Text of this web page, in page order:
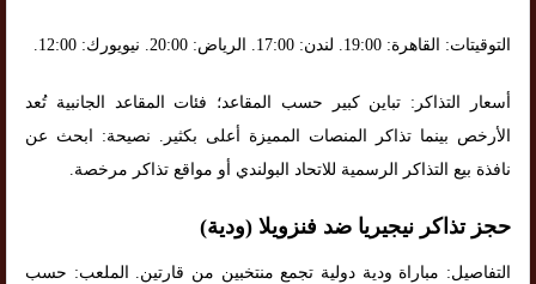
التوقيتات: القاهرة: 19:00. لندن: 17:00. الرياض: 20:00. نيويورك: 12:00.
أسعار التذاكر: تباين كبير حسب المقاعد؛ فئات المقاعد الجانبية تُعد
الأرخص بينما تذاكر المنصات المميزة أعلى بكثير. نصيحة: ابحث عن
نافذة بيع التذاكر الرسمية للاتحاد البولندي أو مواقع تذاكر مرخصة.
حجز تذاكر نيجيريا ضد فنزويلا (ودية)
التفاصيل: مباراة ودية دولية تجمع منتخبين من قارتين. الملعب: حسب